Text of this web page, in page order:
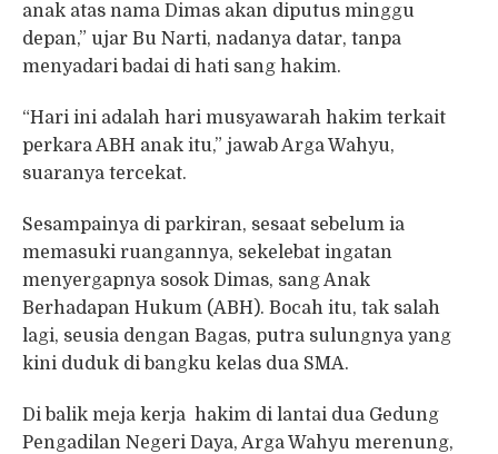
anak atas nama Dimas akan diputus minggu
depan,” ujar Bu Narti, nadanya datar, tanpa
menyadari badai di hati sang hakim.
“Hari ini adalah hari musyawarah hakim terkait
perkara ABH anak itu,” jawab Arga Wahyu,
suaranya tercekat.
Sesampainya di parkiran, sesaat sebelum ia
memasuki ruangannya, sekelebat ingatan
menyergapnya sosok Dimas, sang Anak
Berhadapan Hukum (ABH). Bocah itu, tak salah
lagi, seusia dengan Bagas, putra sulungnya yang
kini duduk di bangku kelas dua SMA.
Di balik meja kerja hakim di lantai dua Gedung
Pengadilan Negeri Daya, Arga Wahyu merenung,